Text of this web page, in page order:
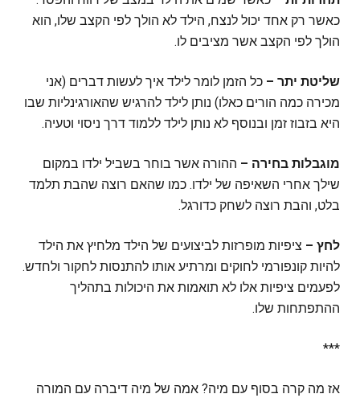
כאשר רק אחד יכול לנצח, הילד לא הולך לפי הקצב שלו, הוא
הולך לפי הקצב אשר מציבים לו.
שליטת יתר – כל הזמן לומר לילד איך לעשות דברים (אני
מכירה כמה הורים כאלו) נותן לילד להרגיש שהאורגינליות שבו
היא בזבוז זמן ובנוסף לא נותן לילד ללמוד דרך ניסוי וטעיה.
מוגבלות בחירה – ההורה אשר בוחר בשביל ילדו במקום
שילך אחרי השאיפה של ילדו. כמו שהאם רוצה שהבת תלמד
בלט, והבת רוצה לשחק כדורגל.
לחץ – ציפיות מופרזות לביצועים של הילד מלחיץ את הילד
להיות קונפורמי לחוקים ומרתיע אותו להתנסות לחקור ולחדש.
לפעמים ציפיות אלו לא תואמות את היכולות בתהליך
ההתפתחות שלו.
***
אז מה קרה בסוף עם מיה? אמה של מיה דיברה עם המורה